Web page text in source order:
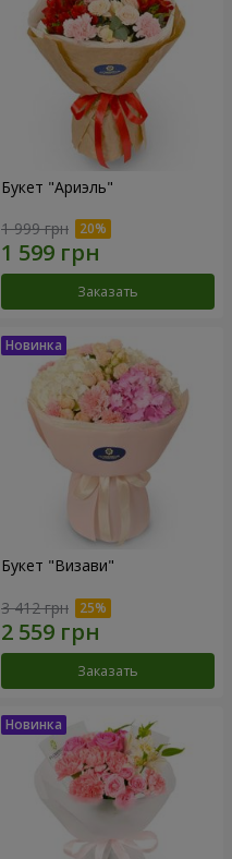
Букет "Ариэль"
1 999 грн
Заказать
Букет "Визави"
3 412 грн
Заказать